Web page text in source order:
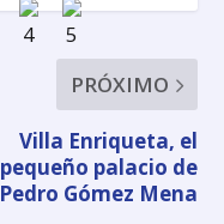
PRÓXIMO
Villa Enriqueta, el
pequeño palacio de
Pedro Gómez Mena